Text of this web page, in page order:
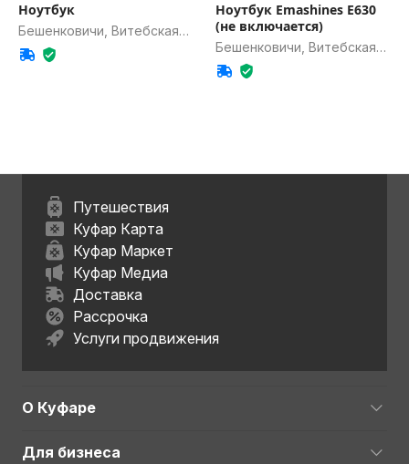
Ноутбук
Бешенковичи, Витебская
обл.
Ноутбук Emashines E630
(не включается)
Бешенковичи, Витебская
обл.
Путешествия
Куфар Карта
Куфар Маркет
Куфар Медиа
Доставка
Рассрочка
Услуги продвижения
О Куфаре
Для бизнеса